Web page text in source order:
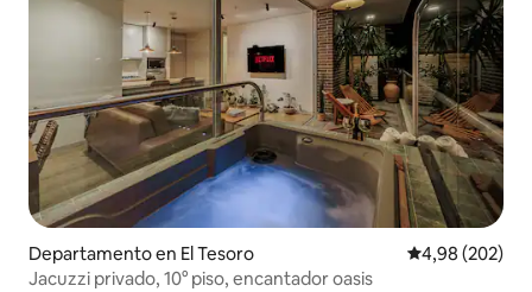
Departamento en El Tesoro Calificación
4,98 (202)
Jacuzzi privado, 10° piso, encantador oasis